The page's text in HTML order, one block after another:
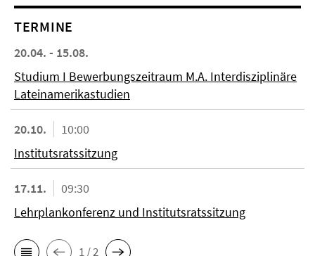
TERMINE
20.04. - 15.08.
Studium I Bewerbungszeitraum M.A. Interdisziplinäre
Lateinamerikastudien
20.10.
10:00
Institutsratssitzung
17.11.
09:30
Lehrplankonferenz und Institutsratssitzung
1 / 2